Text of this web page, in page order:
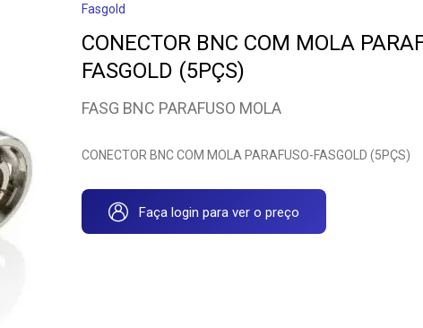
Fasgold
CONECTOR BNC COM MOLA
FASGOLD (5PÇS)
FASG BNC PARAFUSO MOLA
CONECTOR BNC COM MOLA PARAFUSO-FASGOLD (5PÇS)
Faça login para ver o preço